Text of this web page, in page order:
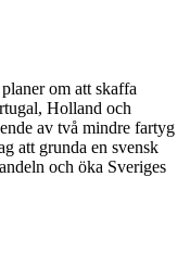
om att skaffa
Holland och
av två mindre fartyg
att grunda en svensk
och öka Sveriges